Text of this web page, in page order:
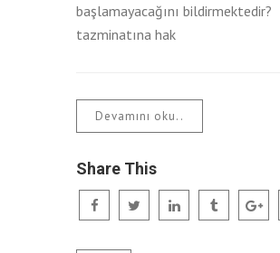
başlamayacağını bildirmektedir?
tazminatına hak
Devamını oku..
Share This